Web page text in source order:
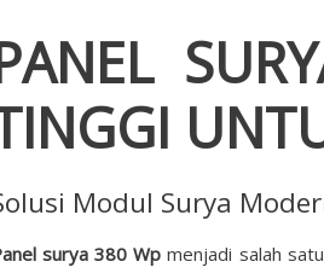
Modul Surya
surya 380 Wp menjadi salah